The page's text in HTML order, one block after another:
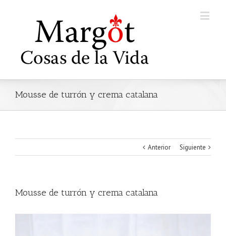
Mousse de turrón y crema catalana
Anterior Siguiente
Mousse de turrón y crema catalana